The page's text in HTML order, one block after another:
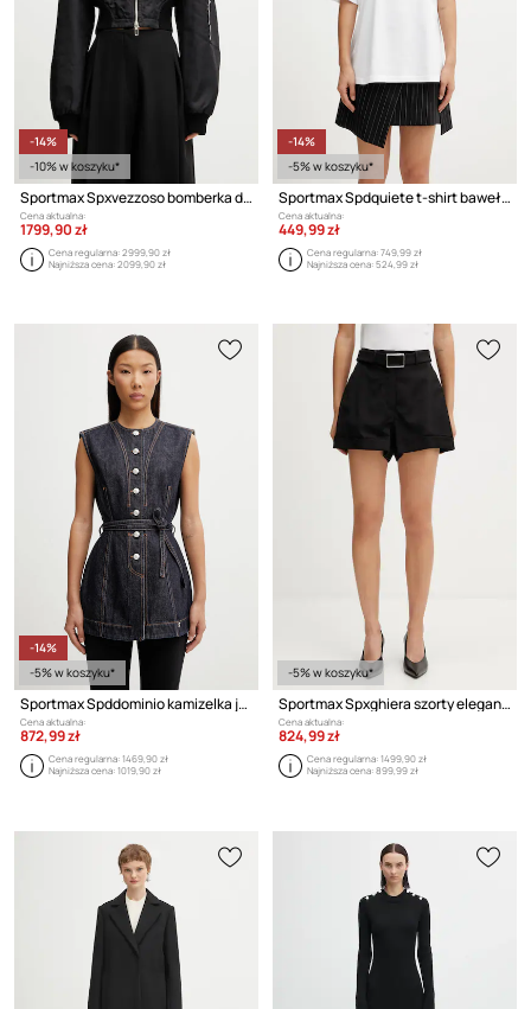
-14%
-10% w koszyku*
Sportmax Spxvezzoso bomberka damska
Cena aktualna:
1799,90 zł
Cena regularna:2999,90 zł
Najniższa cena:2099,90 zł
-14%
-5% w koszyku*
Sportmax Spdquiete t-shirt bawełniany damski
Cena aktualna:
449,99 zł
Cena regularna:749,99 zł
Najniższa cena:524,99 zł
-14%
-5% w koszyku*
Sportmax Spddominio kamizelka jednorzędowa jeansowa damska
Cena aktualna:
872,99 zł
Cena regularna:1469,90 zł
Najniższa cena:1019,90 zł
-5% w koszyku*
Sportmax Spxghiera szorty eleganckie wełniane damskie
Cena aktualna:
824,99 zł
Cena regularna:1499,90 zł
Najniższa cena:899,99 zł